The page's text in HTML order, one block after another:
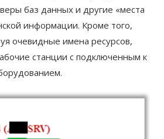
баз данных и другие «места
информации. Кроме того,
очевидные имена ресурсов,
станции с подключенным к